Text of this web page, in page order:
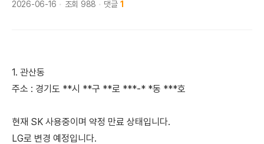
2026-06-16
조회 988 댓글 1
1. 관산동
주소 : 경기도 **시 **구 **로 ***-* *동 ***호
현재 SK 사용중이며 약정 만료 상태입니다.
LG로 변경 예정입니다.